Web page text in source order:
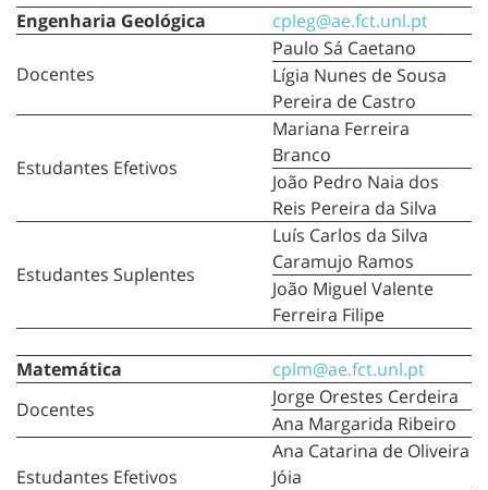
Engenharia Geológica cpleg@ae.fct.unl.pt
Docentes
Paulo Sá Caetano
Lígia Nunes de Sousa
Pereira de Castro
Estudantes Efetivos
Mariana Ferreira
Branco
João Pedro Naia dos
Reis Pereira da Silva
Estudantes Suplentes
Luís Carlos da Silva
Caramujo Ramos
João Miguel Valente
Ferreira Filipe
Matemática
cplm@ae.fct.unl.pt
Docentes
Jorge Orestes Cerdeira
Ana Margarida Ribeiro
Estudantes Efetivos
Ana Catarina de Oliveira
Jóia